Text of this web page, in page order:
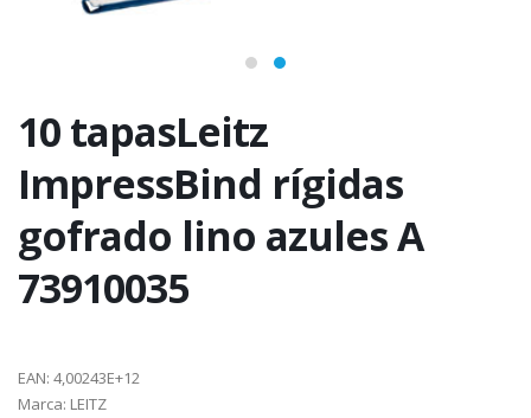
10 tapasLeitz
ImpressBind rígidas
gofrado lino azules A
73910035
EAN: 4,00243E+12
Marca: LEITZ